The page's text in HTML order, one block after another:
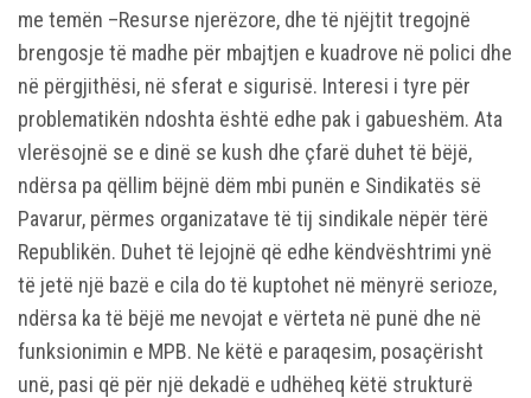
me temën –Resurse njerëzore, dhe të njëjtit tregojnë
brengosje të madhe për mbajtjen e kuadrove në polici dhe
në përgjithësi, në sferat e sigurisë. Interesi i tyre për
problematikën ndoshta është edhe pak i gabueshëm. Ata
vlerësojnë se e dinë se kush dhe çfarë duhet të bëjë,
ndërsa pa qëllim bëjnë dëm mbi punën e Sindikatës së
Pavarur, përmes organizatave të tij sindikale nëpër tërë
Republikën. Duhet të lejojnë që edhe këndvështrimi ynë
të jetë një bazë e cila do të kuptohet në mënyrë serioze,
ndërsa ka të bëjë me nevojat e vërteta në punë dhe në
funksionimin e MPB. Ne këtë e paraqesim, posaçërisht
unë, pasi që për një dekadë e udhëheq këtë strukturë